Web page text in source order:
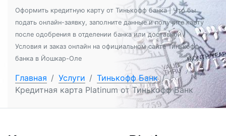
Оформить кредитную карту от Тинькофф банка | Что бы
подать онлайн-заявку, заполните данные и получите карту
после одобрения в отделении банка или доставкой |
Условия и заказ онлайн на официальном сайте Тинькофф
банка в Йошкар-Оле
Главная / Услуги / Тинькофф Банк /
Kредитная карта Platinum от Тинькофф Банк